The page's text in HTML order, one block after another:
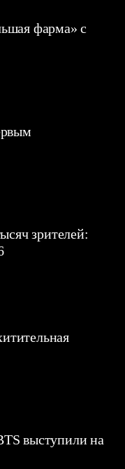
фарма» с
зрителей:
выступили на